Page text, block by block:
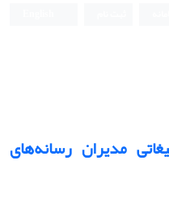
مدیران رسانه‌های